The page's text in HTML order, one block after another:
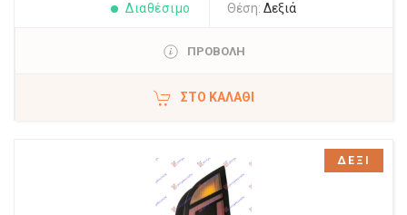
Διαθέσιμο Θέση: Δεξιά
ΠΡΟΒΟΛΗ
ΣΤΟ ΚΑΛΆΘΙ
ΔΕΞΙ